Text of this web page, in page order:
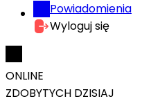
Powiadomienia
Wyloguj się
ONLINE
ZDOBYTYCH DZISIAJ